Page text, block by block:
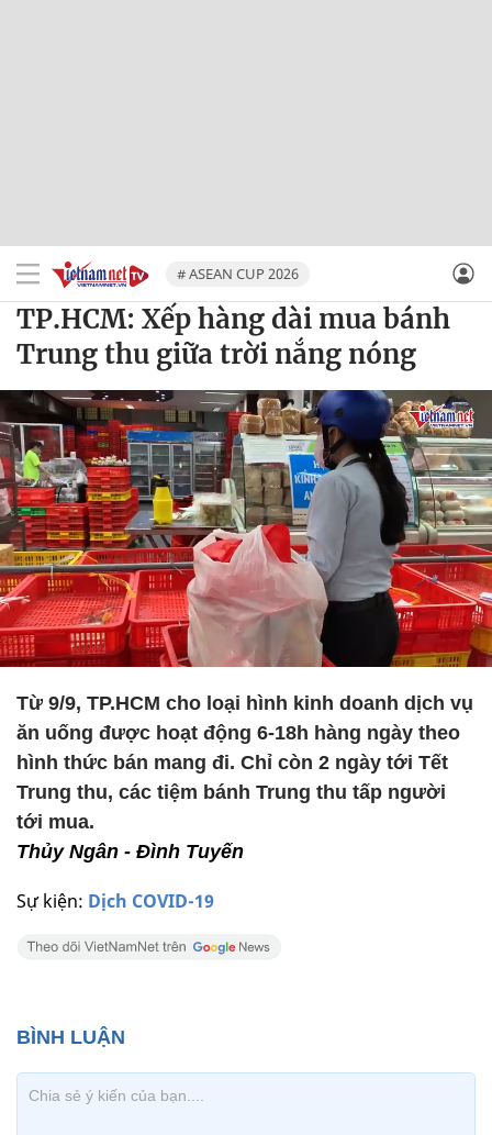
# ASEAN CUP 2026
TP.HCM: Xếp hàng dài mua bánh
Trung thu giữa trời nắng nóng
Sự kiện: Dịch COVID-19
Từ 9/9, TP.HCM cho loại hình kinh doanh dịch vụ
ăn uống được hoạt động 6-18h hàng ngày theo
hình thức bán mang đi. Chỉ còn 2 ngày tới Tết
Trung thu, các tiệm bánh Trung thu tấp người
tới mua.
Thủy Ngân - Đình Tuyến